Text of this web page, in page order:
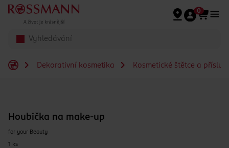
Přeskočit na hlavmní obsah
0
Dekorativní kosmetika Kosmetické štětce a
Houbička na make-up
for your Beauty
1 ks